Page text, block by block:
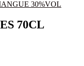
70CL